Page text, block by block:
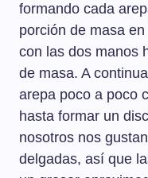
formando cada
porción de masa
con las dos manos
de masa. A
arepa poco a poco
hasta formar un
nosotros nos
delgadas, así que